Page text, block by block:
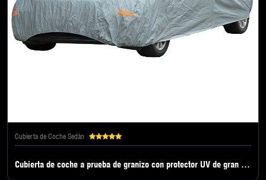
Cubierta de Coche Sedán
Cubierta de coche a prueba de granizo con protector UV de gran vendido